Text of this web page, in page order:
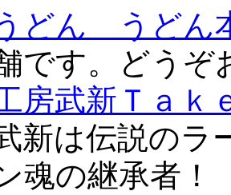
どん うどん
です。どうぞ
房武新Ｔａｋ
新は伝説のラ
魂の継承者！